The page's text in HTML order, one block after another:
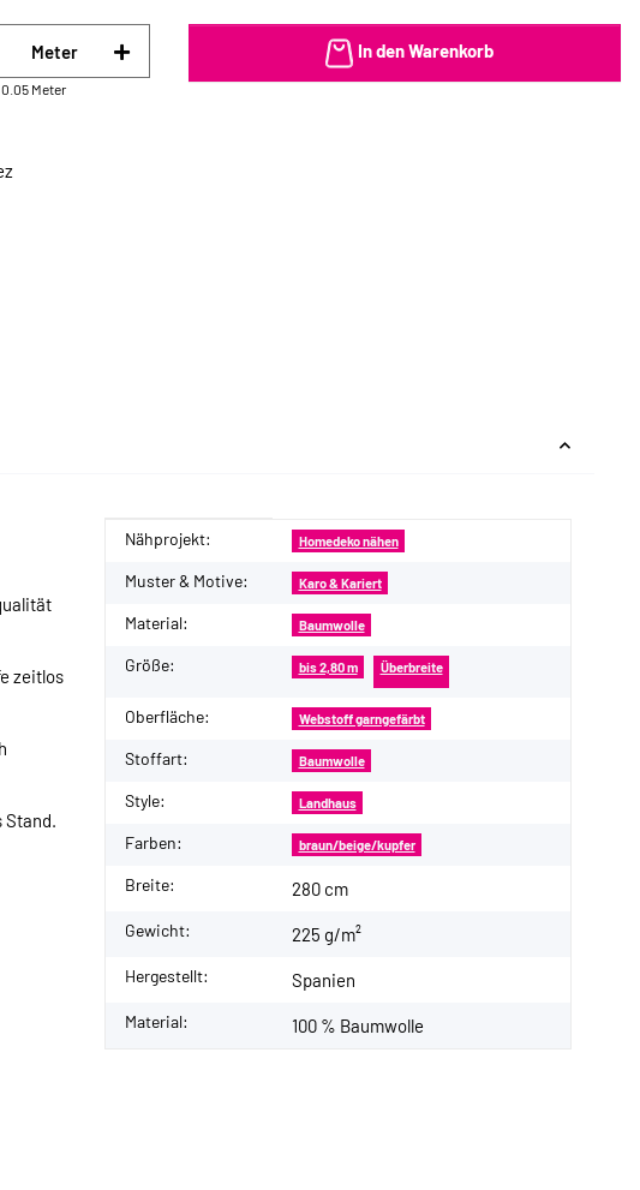
Meter
Meter
In den Warenkorb
zeitlos
Stand.
Produkteigenschaft
Wert
Nähprojekt: Homedeko nähen
Muster & Motive: Karo & Kariert
Material: Baumwolle
Größe: bis 2,80 m Überbreite
Oberfläche: Webstoff garngefärbt
Stoffart: Baumwolle
Style: Landhaus
Farben: braun/beige/kupfer
Breite: 280 cm
Gewicht: 225 g/m²
Hergestellt: Spanien
Material: 100 % Baumwolle